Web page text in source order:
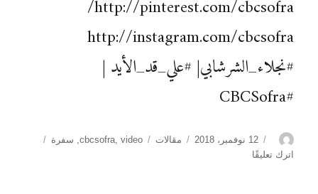
http://pinterest.com/cbcsofra/
http://instagram.com/cbcsofra
#نجلاء_الشرشابي| #علي_قد_الأيد |
#CBCSofra
الكاتبنُشرت
في
12 نوفمبر، 2018 التصنيفات
مقالات الوسومcbcsofra, video
, سفرة
اترك تعليقًا